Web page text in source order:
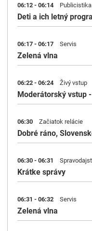
06:12 - 06:14 Publicistika
Deti a ich letný
06:17 - 06:17 Servis
Zelená vlna
06:22 - 06:24 Živý vstup
Moderátorský vstup
06:30 Začiatok relácie
Dobré ráno,
06:30 - 06:31
Krátke správy
06:31 - 06:32 Servis
Zelená vlna